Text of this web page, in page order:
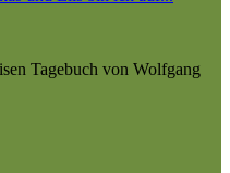
Tagebuch von Wolfgang